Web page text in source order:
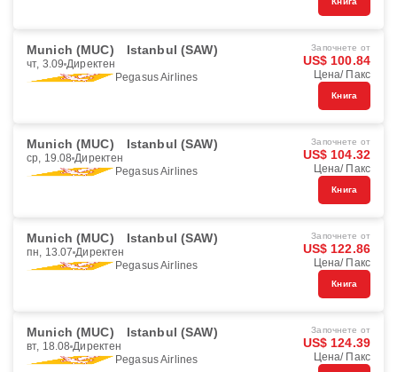
Munich (MUC) Istanbul (SAW)
чт, 3.09 Директен
Pegasus Airlines
Започнете от
US$ 100.84
Цена/ Пакс
Книга
Munich (MUC) Istanbul (SAW)
ср, 19.08 Директен
Pegasus Airlines
Започнете от
US$ 104.32
Цена/ Пакс
Книга
Munich (MUC) Istanbul (SAW)
пн, 13.07 Директен
Pegasus Airlines
Започнете от
US$ 122.86
Цена/ Пакс
Книга
Munich (MUC) Istanbul (SAW)
вт, 18.08 Директен
Pegasus Airlines
Започнете от
US$ 124.39
Цена/ Пакс